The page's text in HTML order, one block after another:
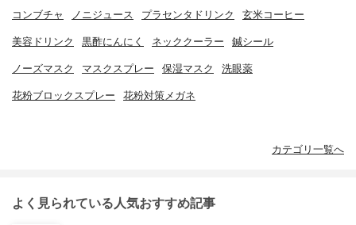
コンブチャ ノニジュース プラセンタドリンク 玄米コーヒー
美容ドリンク 黒酢にんにく ネッククーラー 鍼シール
ノーズマスク マスクスプレー 保湿マスク 洗眼薬
花粉ブロックスプレー 花粉対策メガネ
カテゴリ一覧へ
よく見られている人気おすすめ記事